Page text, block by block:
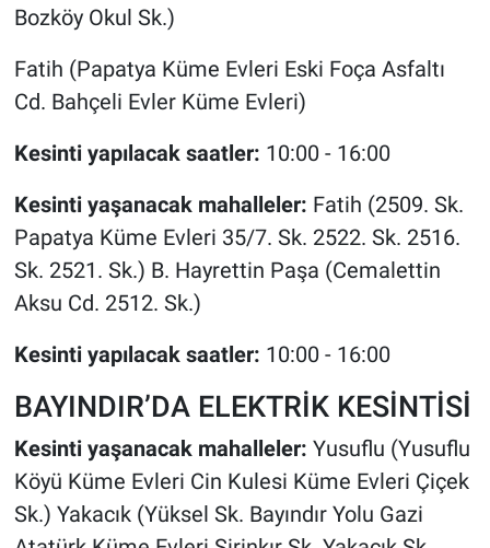
Bozköy Okul Sk.)
Fatih (Papatya Küme Evleri Eski Foça Asfaltı
Cd. Bahçeli Evler Küme Evleri)
Kesinti yapılacak saatler: 10:00 - 16:00
Kesinti yaşanacak mahalleler: Fatih (2509. Sk.
Papatya Küme Evleri 35/7. Sk. 2522. Sk. 2516.
Sk. 2521. Sk.) B. Hayrettin Paşa (Cemalettin
Aksu Cd. 2512. Sk.)
Kesinti yapılacak saatler: 10:00 - 16:00
BAYINDIR’DA ELEKTRİK KESİNTİSİ
Kesinti yaşanacak mahalleler: Yusuflu (Yusuflu
Köyü Küme Evleri Cin Kulesi Küme Evleri Çiçek
Sk.) Yakacık (Yüksel Sk. Bayındır Yolu Gazi